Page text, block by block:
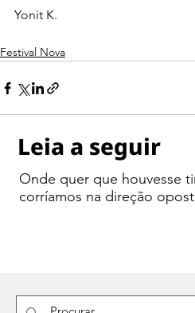
Leia a seguir
Onde quer que houvesse
corríamos na direção
Yonit K.
Festival Nova